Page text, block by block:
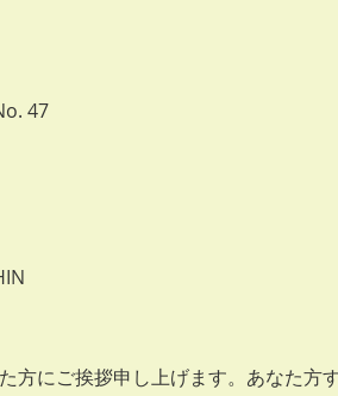
47
方にご挨拶申し上げます。あなた方